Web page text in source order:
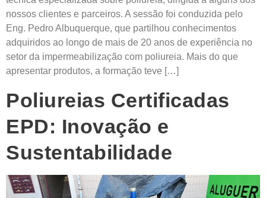
nossos clientes e parceiros. A sessão foi conduzida pelo
Eng. Pedro Albuquerque, que partilhou conhecimentos
adquiridos ao longo de mais de 20 anos de experiência no
setor da impermeabilização com poliureia. Mais do que
apresentar produtos, a formação teve […]
Poliureias Certificadas
EPD: Inovação e
Sustentabilidade